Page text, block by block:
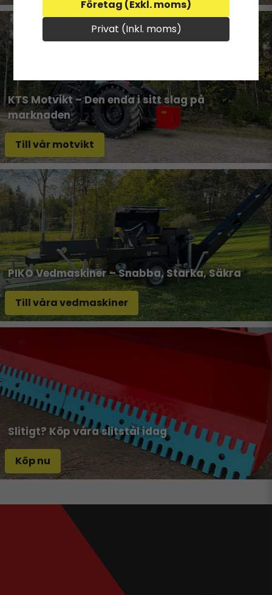
KTS Motvikt – Den enda i sitt slag på
marknaden
Till vår motvikt
PIKO Vedmaskiner – Snabba, Starka, Säkra
Till våra vedmaskiner
Slitigt? Köp våra slitstål idag
Köp nu
Företag (Exkl. moms)
Privat (Inkl. moms)